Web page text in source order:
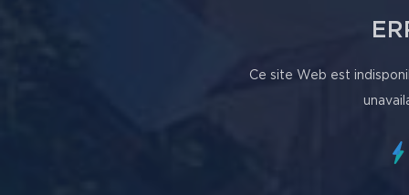
Ce site Web est